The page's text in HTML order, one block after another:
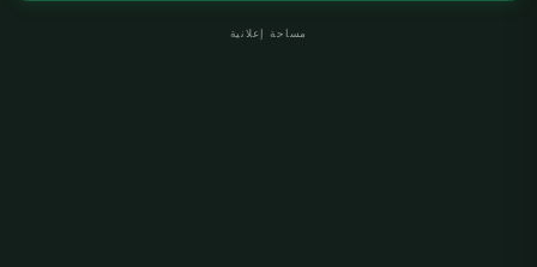
مساحة إعلانية